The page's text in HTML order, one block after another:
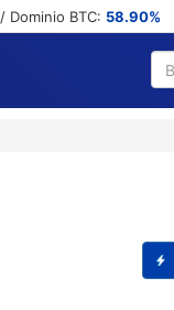
/ Dominio BTC: 58.90%